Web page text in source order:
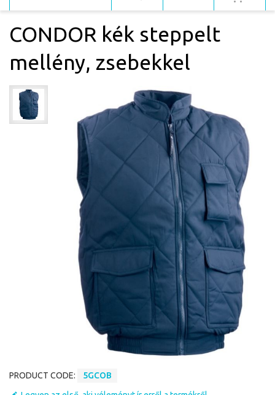
CONDOR kék steppelt
mellény, zsebekkel
PRODUCT CODE:
5GCOB